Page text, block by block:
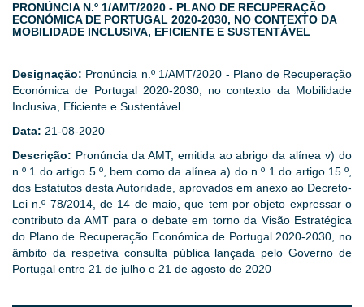
PRONÚNCIA N.º 1/AMT/2020 - PLANO DE RECUPERAÇÃO
ECONÓMICA DE PORTUGAL 2020-2030, NO CONTEXTO DA
MOBILIDADE INCLUSIVA, EFICIENTE E SUSTENTÁVEL
Designação: Pronúncia n.º 1/AMT/2020 - Plano de Recuperação
Económica de Portugal 2020-2030, no contexto da Mobilidade
Inclusiva, Eficiente e Sustentável
Data: 21-08-2020
Descrição: Pronúncia da AMT, emitida ao abrigo da alínea v) do
n.º 1 do artigo 5.º, bem como da alínea a) do n.º 1 do artigo 15.º,
dos Estatutos desta Autoridade, aprovados em anexo ao Decreto-
Lei n.º 78/2014, de 14 de maio, que tem por objeto expressar o
contributo da AMT para o debate em torno da Visão Estratégica
do Plano de Recuperação Económica de Portugal 2020-2030, no
âmbito da respetiva consulta pública lançada pelo Governo de
Portugal entre 21 de julho e 21 de agosto de 2020